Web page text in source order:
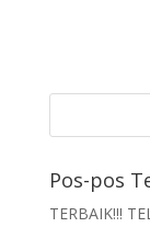
Pos-pos
TERBAIK!!!